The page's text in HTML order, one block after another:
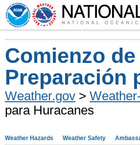
Comienzo
Preparación
Weather.gov >
para Huracanes
Weather Hazards Weather Safety